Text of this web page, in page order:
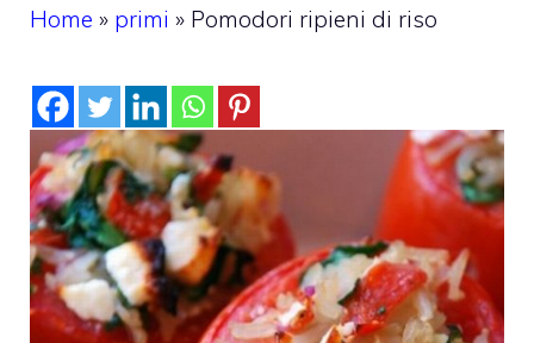
Home » primi » Pomodori ripieni di riso